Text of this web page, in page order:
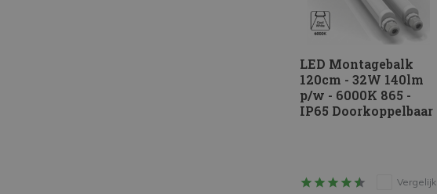
LED Montagebalk
120cm - 32W 140lm
p/w - 6000K 865 -
IP65 Doorkoppelbaar
Vergelijk